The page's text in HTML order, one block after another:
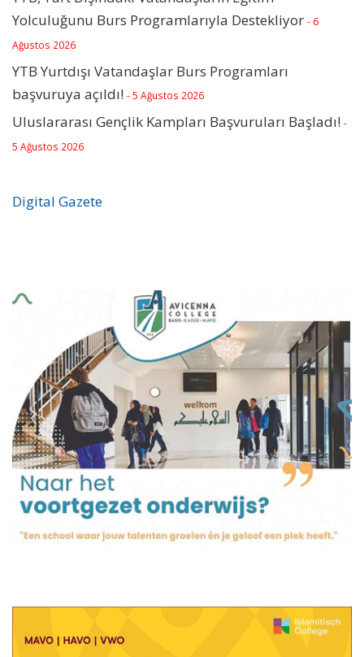
Yolculuğunu Burs Programlarıyla Destekliyor - 6
Ağustos 2026
YTB Yurtdışı Vatandaşlar Burs Programları
başvuruya açıldı! - 5 Ağustos 2026
Uluslararası Gençlik Kampları Başvuruları Başladı! -
5 Ağustos 2026
Digital Gazete